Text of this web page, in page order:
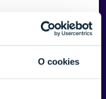
O cookies